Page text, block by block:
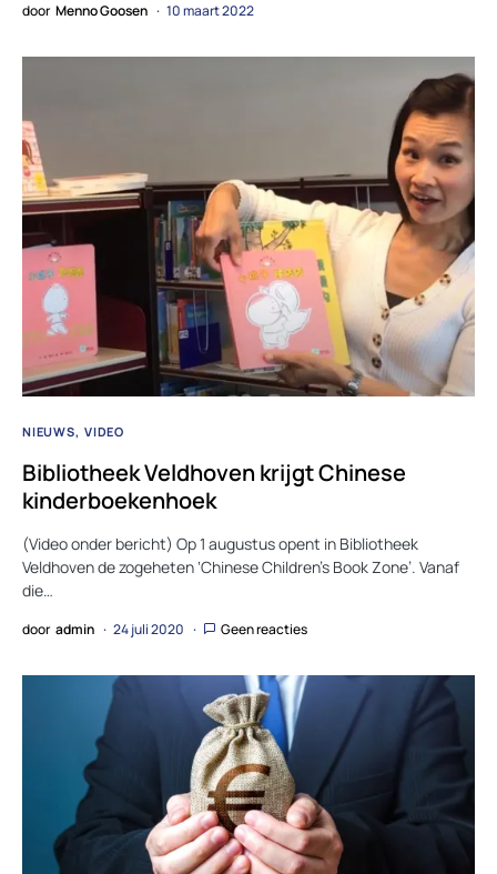
door Menno Goosen 10 maart 2022
NIEUWS VIDEO
Bibliotheek Veldhoven krijgt Chinese
kinderboekenhoek
(Video onder bericht) Op 1 augustus opent in Bibliotheek
Veldhoven de zogeheten ‘Chinese Children’s Book Zone’. Vanaf
die…
door admin 24 juli 2020 Geen reacties